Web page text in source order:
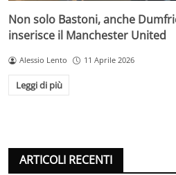
Non solo Bastoni, anche
inserisce il Manchester United
Alessio Lento 11 Aprile 2026
Leggi di più
ARTICOLI RECENTI